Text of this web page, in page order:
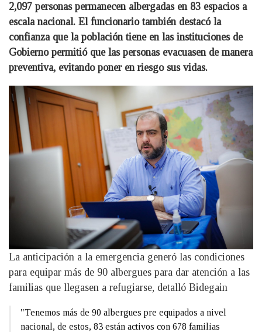
2,097 personas permanecen albergadas en 83 espacios a
escala nacional. El funcionario también destacó la
confianza que la población tiene en las instituciones de
Gobierno permitió que las personas evacuasen de manera
preventiva, evitando poner en riesgo sus vidas.
La anticipación a la emergencia generó las condiciones
para equipar más de 90 albergues para dar atención a las
familias que llegasen a refugiarse, detalló Bidegain
"Tenemos más de 90 albergues pre equipados a nivel
nacional, de estos, 83 están activos con 678 familias